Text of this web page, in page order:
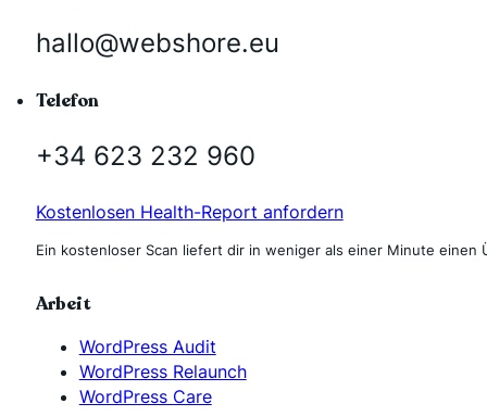
hallo@webshore.eu
Telefon
+34 623 232 960
Kostenlosen Health-Report anfordern
Ein kostenloser Scan liefert dir in weniger als einer Minute einen
Arbeit
WordPress Audit
WordPress Relaunch
WordPress Care